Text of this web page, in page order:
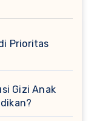
Prioritas
Gizi Anak